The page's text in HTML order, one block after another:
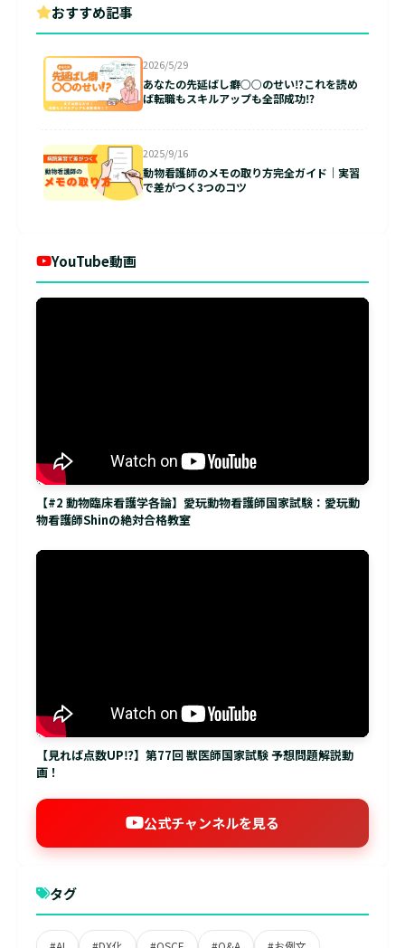
おすすめ記事
2026/5/29
あなたの先延ばし癖○○のせい⁉これを読め
ば転職もスキルアップも全部成功⁉
2025/9/16
動物看護師のメモの取り方完全ガイド｜実習
で差がつく3つのコツ
YouTube動画
【#2 動物臨床看護学各論】愛玩動物看護師国家試験：愛玩動
物看護師Shinの絶対合格教室
【見れば点数UP⁉】第77回 獣医師国家試験 予想問題解説動
画！
公式チャンネルを見る
タグ